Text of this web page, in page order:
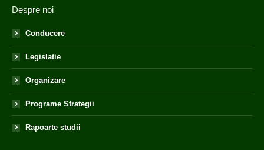
Despre noi
Conducere
Legislatie
Organizare
Programe Strategii
Rapoarte studii